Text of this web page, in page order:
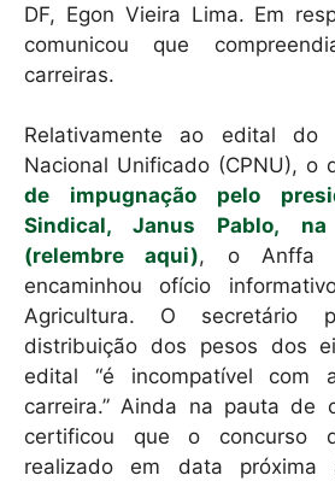
DF, Egon Vieira Lima. Em
comunicou que
carreiras.
Relativamente ao edital do
Nacional Unificado (CPNU), o
de impugnação pelo
Sindical, Janus Pablo,
(relembre aqui), o Anffa
encaminhou ofício
Agricultura. O secretário
distribuição dos pesos dos
edital “é incompatível com
carreira.” Ainda na pauta de
certificou que o concurso
realizado em data próxima